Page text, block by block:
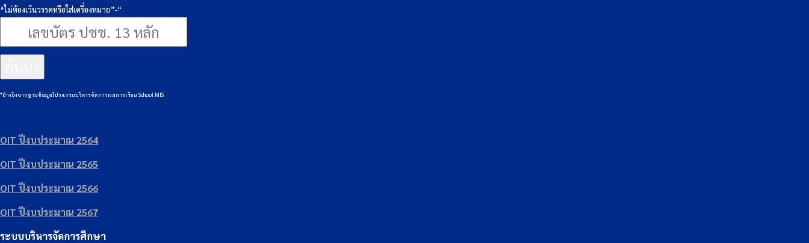
*ไม่ต้องเว้นวรรคหรือใส่เครื่องหมาย”-“
*อ้างอิงจากฐานข้อมูลโปรแกรมบริหารจัดการผลการเรียน School MIS
OIT ปีงบประมาณ 2564
OIT ปีงบประมาณ 2565
OIT ปีงบประมาณ 2566
OIT ปีงบประมาณ 2567
ระบบบริหารจัดการศึกษา